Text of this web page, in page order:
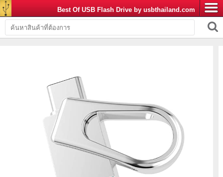
Best Of USB Flash Drive by usbthailand.com